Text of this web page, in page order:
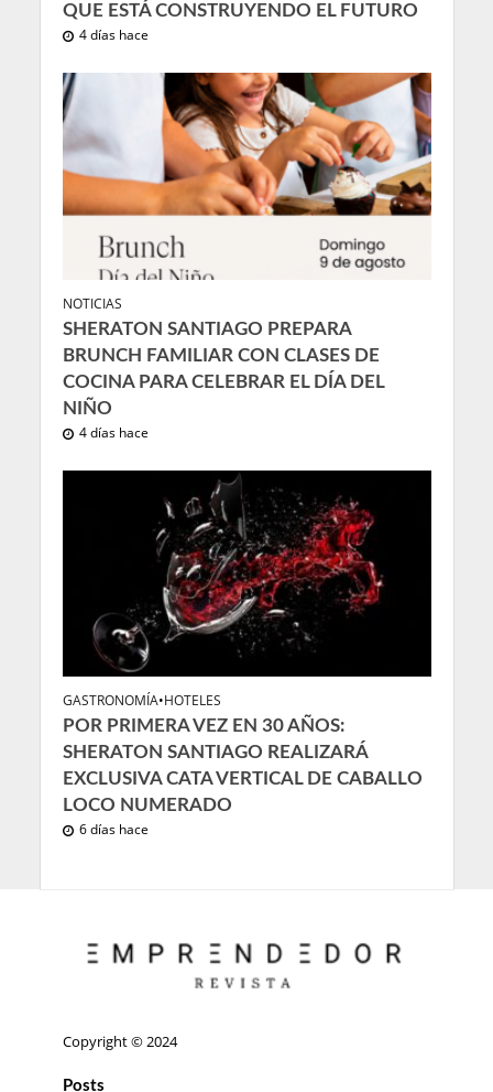
QUE ESTÁ CONSTRUYENDO EL FUTURO
4 días hace
NOTICIAS
SHERATON SANTIAGO PREPARA
BRUNCH FAMILIAR CON CLASES DE
COCINA PARA CELEBRAR EL DÍA DEL
NIÑO
4 días hace
GASTRONOMÍA•HOTELES
POR PRIMERA VEZ EN 30 AÑOS:
SHERATON SANTIAGO REALIZARÁ
EXCLUSIVA CATA VERTICAL DE CABALLO
LOCO NUMERADO
6 días hace
Copyright © 2024
Posts